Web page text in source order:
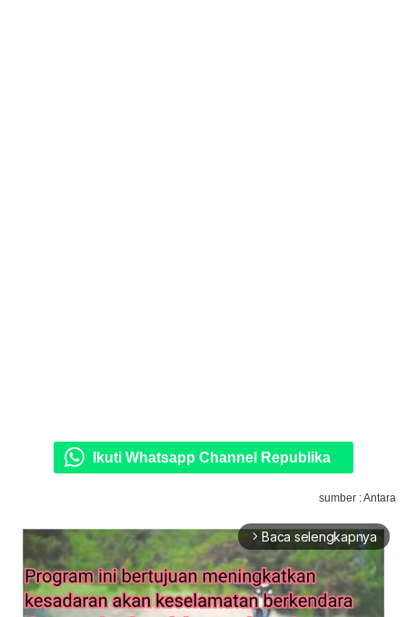
Ikuti Whatsapp Channel Republika
sumber : Antara
arrow_forward_ios Baca selengkapnya